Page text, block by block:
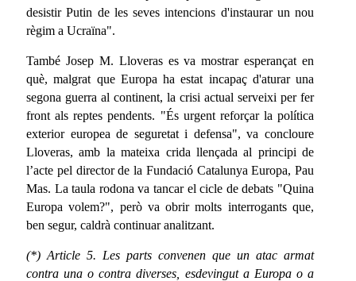
desistir Putin de les seves intencions d'instaurar un nou
règim a Ucraïna".
També Josep M. Lloveras es va mostrar esperançat en
què, malgrat que Europa ha estat incapaç d'aturar una
segona guerra al continent, la crisi actual serveixi per fer
front als reptes pendents. "És urgent reforçar la política
exterior europea de seguretat i defensa", va concloure
Lloveras, amb la mateixa crida llençada al principi de
l’acte pel director de la Fundació Catalunya Europa, Pau
Mas. La taula rodona va tancar el cicle de debats "Quina
Europa volem?", però va obrir molts interrogants que,
ben segur, caldrà continuar analitzant.
(*) Article 5. Les parts convenen que un atac armat
contra una o contra diverses, esdevingut a Europa o a